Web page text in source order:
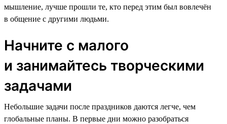
мышление, лучше прошли те, кто перед этим был вовлечён
в общение с другими людьми.
Начните с малого
и занимайтесь творческими
задачами
Небольшие задачи после праздников даются легче, чем
глобальные планы. В первые дни можно разобраться